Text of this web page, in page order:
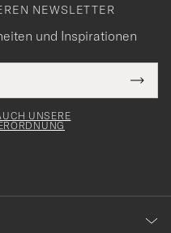
NEWSLETTER
und Inspirationen
UNSERE